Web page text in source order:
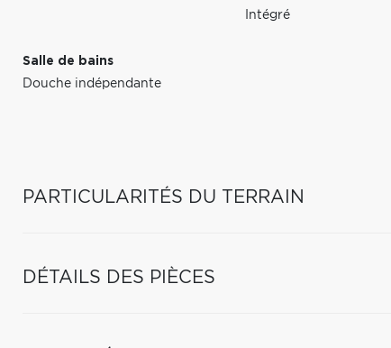
Intégré
Salle de bains
Douche indépendante
PARTICULARITÉS DU TERRAIN
DÉTAILS DES PIÈCES